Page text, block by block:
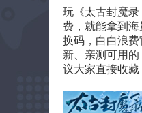
玩《太古封魔
费，就能拿到
换码，白白浪
新、亲测可用
议大家直接收藏